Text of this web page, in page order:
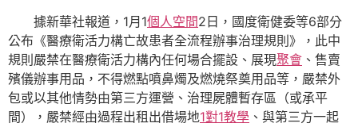
據新華社報道，1月1個人空間2日，國度衛健委等6部分
公布《醫療衛活力構亡故患者全流程辦事治理規則》，此中
規則嚴禁在醫療衛活力構內任何場合擺設、展現聚會 、售賣
殯儀辦事用品，不得燃點噴鼻燭及燃燒祭奠用品等，嚴禁外
包或以其他情勢由第三方運營、治理屍體暫存區（或承平
間），嚴禁經由過程出租出借場地1對1教學 、與第三方一起